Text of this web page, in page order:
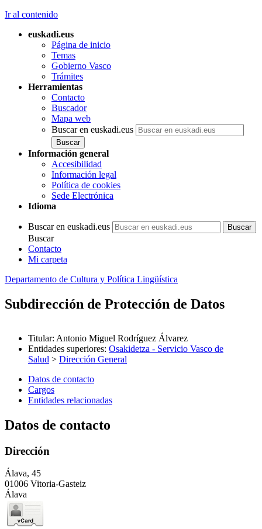
Ir al contenido
euskadi.eus
Página de inicio
Temas
Gobierno Vasco
Trámites
Herramientas
Contacto
Buscador
Mapa web
Buscar en euskadi.eus
Información general
Accesibilidad
Información legal
Política de cookies
Sede Electrónica
Idioma
Buscar en euskadi.eus
Buscar
Contacto
Mi carpeta
Departamento de Cultura y Política Lingüística
Subdirección de Protección de Datos
Titular: Antonio Miguel Rodríguez Álvarez
Entidades superiores: Osakidetza - Servicio Vasco de
Salud > Dirección General
Datos de contacto
Cargos
Entidades relacionadas
Datos de contacto
Dirección
Álava, 45
01006 Vitoria-Gasteiz
Álava